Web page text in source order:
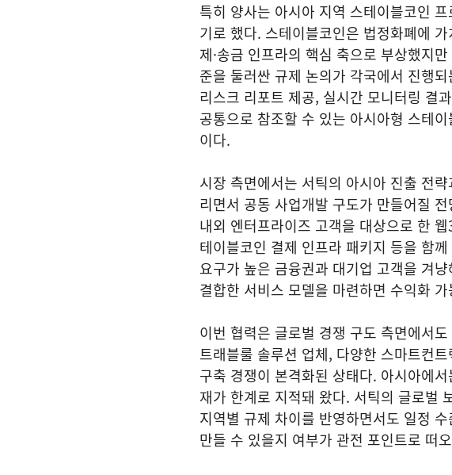
특히 양사는 아시아 지역 스테이블코인
기로 했다. 스테이블코인은 법정화폐에
제·송금 인프라의 핵심 축으로 부상했지
준을 둘러싼 규제 논의가 각국에서 진행
리스크 리포트 제공, 실시간 모니터링 결
공통으로 참조할 수 있는 아시아형 스테
이다.
시장 측면에서는 서틱의 아시아 진출 전
리면서 공동 사업개발 구도가 만들어질
내외 엔터프라이즈 고객을 대상으로 한
테이블코인 결제 인프라 패키지 등을 함
요구가 높은 금융권과 대기업 고객을 겨
결합한 서비스 모델을 마련하면 수익화
이번 협력은 글로벌 경쟁 구도 측면에서
트래블룰 솔루션 업체, 다양한 스마트컨
구축 경쟁이 본격화된 상태다. 아시아에
재가 한계로 지적돼 왔다. 서틱의 글로벌
지역별 규제 차이를 반영하면서도 일정
만들 수 있을지 여부가 관전 포인트로 떠